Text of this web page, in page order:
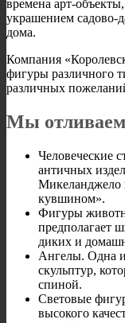
времена арт-
украшением садово-
дома.
Компания
фигуры различного
различных
Мы отливаем
Человеческие
античных
Микеланджело
кувшином».
Фигуры
предполагает
диких и
Ангелы. Одна
скульптур,
спиной.
Световые
высокого